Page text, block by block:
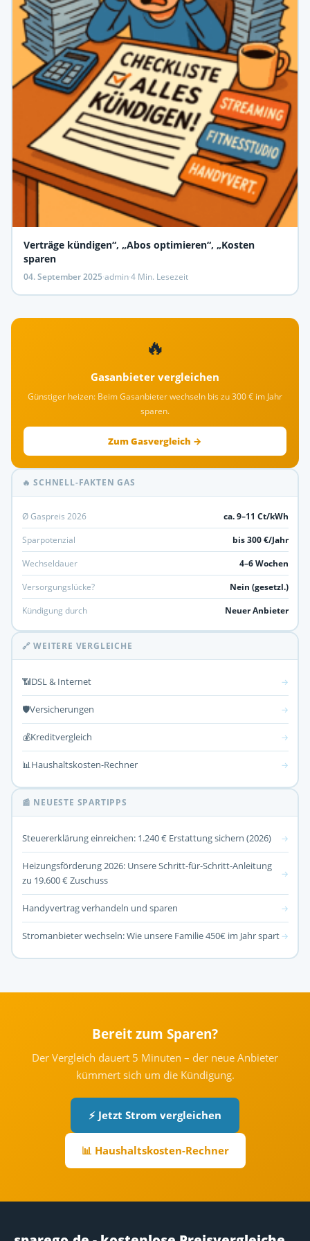
Verträge kündigen“, „Abos optimieren“, „Kosten
sparen
04. September 2025·admin·4 Min. Lesezeit
🔥
Gasanbieter vergleichen
Günstiger heizen: Beim Gasanbieter wechseln bis zu 300 € im Jahr
sparen.
Zum Gasvergleich →
🔥 SCHNELL-FAKTEN GAS
Ø Gaspreis 2026
ca. 9–11 Ct/kWh
Sparpotenzial
bis 300 €/Jahr
Wechseldauer
4–6 Wochen
Versorgungslücke?
Nein (gesetzl.)
Kündigung durch
Neuer Anbieter
🔗 WEITERE VERGLEICHE
📶DSL & Internet →
🛡️Versicherungen →
💰Kreditvergleich →
📊Haushaltskosten-Rechner →
📰 NEUESTE SPARTIPPS
Steuererklärung einreichen: 1.240 € Erstattung sichern (2026) →
Heizungsförderung 2026: Unsere Schritt-für-Schritt-Anleitung
zu 19.600 € Zuschuss
→
Handyvertrag verhandeln und sparen →
Stromanbieter wechseln: Wie unsere Familie 450€ im Jahr spart →
Bereit zum Sparen?
Der Vergleich dauert 5 Minuten – der neue Anbieter
kümmert sich um die Kündigung.
⚡ Jetzt Strom vergleichen
📊 Haushaltskosten-Rechner